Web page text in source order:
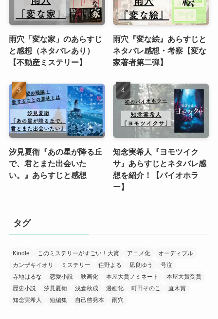
雨穴「変な家」のあらすじ
と感想（ネタバレあり）
【不動産ミステリー】
雨穴『変な絵』あらすじと
ネタバレ感想・考察【変な
家著者第二弾】
汐見夏衛『あの星が降る丘
で、君とまた出会いた
い。』あらすじと感想
知念実希人『ヨモツイク
サ』あらすじとネタバレ感
想を紹介！【バイオホラ
ー】
タグ
Kindle このミステリーがすごい！大賞 アニメ化
オーディブル
カンザキイオリ
ミステリー 住野よる 凪良ゆう
号泣
寺地はるな
恋愛小説 映画化 本屋大賞ノミネート
本屋大賞受賞
歴史小説
汐見夏衛 浅倉秋成 漫画化 町田そのこ
直木賞
知念実希人
短編集 自己啓発本 雨穴